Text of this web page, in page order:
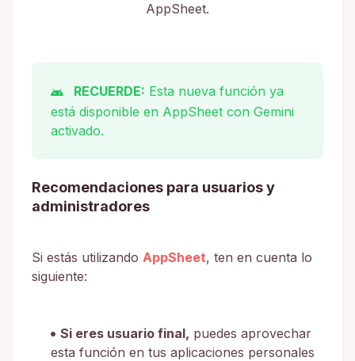
AppSheet.
RECUERDE: Esta nueva función ya
está disponible en AppSheet con Gemini
activado.
Recomendaciones para usuarios y
administradores
Si estás utilizando AppSheet, ten en cuenta lo
siguiente:
Si eres usuario final, puedes aprovechar
esta función en tus aplicaciones personales